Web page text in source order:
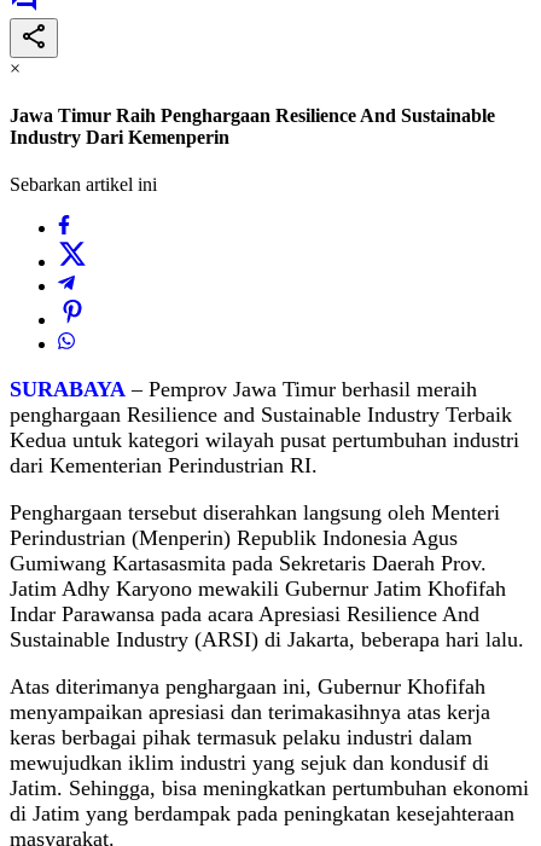
×
Jawa Timur Raih Penghargaan Resilience And Sustainable
Industry Dari Kemenperin
Sebarkan artikel ini
SURABAYA – Pemprov Jawa Timur berhasil meraih
penghargaan Resilience and Sustainable Industry Terbaik
Kedua untuk kategori wilayah pusat pertumbuhan industri
dari Kementerian Perindustrian RI.
Penghargaan tersebut diserahkan langsung oleh Menteri
Perindustrian (Menperin) Republik Indonesia Agus
Gumiwang Kartasasmita pada Sekretaris Daerah Prov.
Jatim Adhy Karyono mewakili Gubernur Jatim Khofifah
Indar Parawansa pada acara Apresiasi Resilience And
Sustainable Industry (ARSI) di Jakarta, beberapa hari lalu.
Atas diterimanya penghargaan ini, Gubernur Khofifah
menyampaikan apresiasi dan terimakasihnya atas kerja
keras berbagai pihak termasuk pelaku industri dalam
mewujudkan iklim industri yang sejuk dan kondusif di
Jatim. Sehingga, bisa meningkatkan pertumbuhan ekonomi
di Jatim yang berdampak pada peningkatan kesejahteraan
masyarakat.